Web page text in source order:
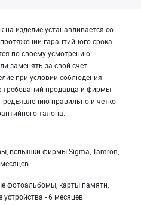
на изделие устанавливается со
гарантийного срока
по своему усмотрению
заменять за свой счет
при условии соблюдения
требований продавца и фирмы-
правильно и четко
талона.
вспышки фирмы Sigma, Tamron,
фотоальбомы, карты памяти,
устройства - 6 месяцев.